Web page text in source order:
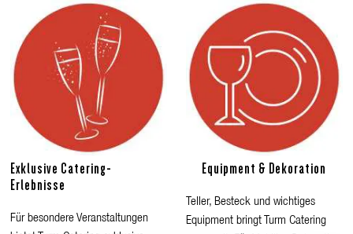
Exklusive Catering-
Erlebnisse
Für besondere Veranstaltungen
Equipment & Dekoration
Teller, Besteck und wichtiges
Equipment bringt Turm Catering